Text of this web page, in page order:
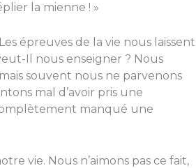
la mienne ! »
épreuves de la vie nous laissent
Il nous enseigner ? Nous
souvent nous ne parvenons
mal d’avoir pris une
manqué une
vie. Nous n’aimons pas ce fait,